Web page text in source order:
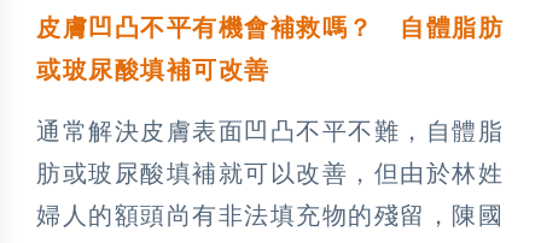
皮膚凹凸不平有機會補救嗎？ 自體脂肪
或玻尿酸填補可改善
通常解決皮膚表面凹凸不平不難，自體脂
肪或玻尿酸填補就可以改善，但由於林姓
婦人的額頭尚有非法填充物的殘留，陳國